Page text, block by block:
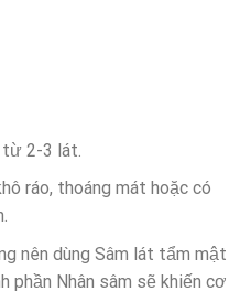
từ 2-3 lát.
ráo, thoáng mát hoặc có
nên dùng Sâm lát tẩm mật
phần Nhân sâm sẽ khiến cơ